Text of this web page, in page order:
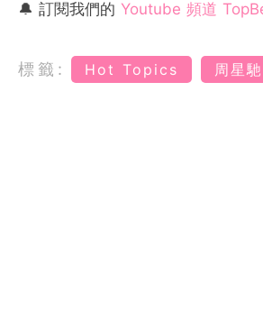
🔔 訂閱我們的 Youtube 頻道
標籤: Hot Topics 周星馳